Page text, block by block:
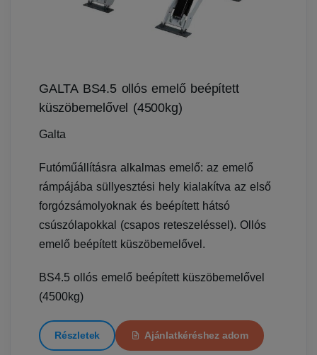
GALTA BS4.5 ollós emelő beépített
küszöbemelővel (4500kg)
Galta
Futóműállításra alkalmas emelő: az emelő
rámpájába süllyesztési hely kialakítva az első
forgózsámolyoknak és beépített hátsó
csúszólapokkal (csapos reteszeléssel). Ollós
emelő beépített küszöbemelővel.
BS4.5 ollós emelő beépített küszöbemelővel
(4500kg)
Részletek Ajánlatkéréshez adom